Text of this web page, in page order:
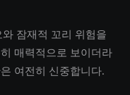
잠재적 꼬리 위험을
매력적으로 보이더라
여전히 신중합니다.